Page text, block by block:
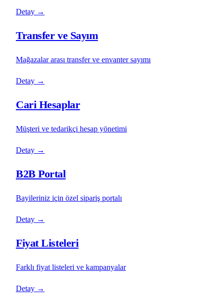
Detay →
Transfer ve Sayım
Mağazalar arası transfer ve envanter sayımı
Detay →
Cari Hesaplar
Müşteri ve tedarikçi hesap yönetimi
Detay →
B2B Portal
Bayileriniz için özel sipariş portalı
Detay →
Fiyat Listeleri
Farklı fiyat listeleri ve kampanyalar
Detay →